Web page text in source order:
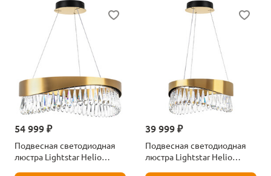
54 999 ₽
Подвесная светодиодная
люстра Lightstar Helio
39 999 ₽
Подвесная светодиодная
люстра Lightstar Helio